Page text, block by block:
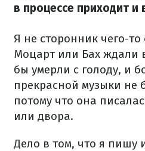
в процессе приходит и
Я не сторонник чего-
Моцарт или Бах ждали
бы умерли с голоду, и
прекрасной музыки не
потому что она
или двора.
Дело в том, что я пишу